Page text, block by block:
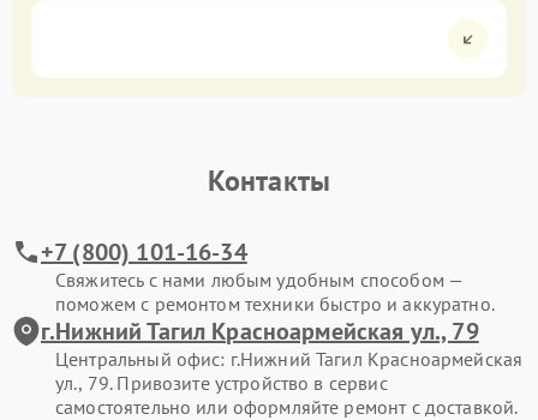
Контакты
+7 (800) 101-16-34
Свяжитесь с нами любым удобным способом —
поможем с ремонтом техники быстро и аккуратно.
г.Нижний Тагил Красноармейская ул., 79
Центральный офис: г.Нижний Тагил Красноармейская
ул., 79. Привозите устройство в сервис
самостоятельно или оформляйте ремонт с доставкой.